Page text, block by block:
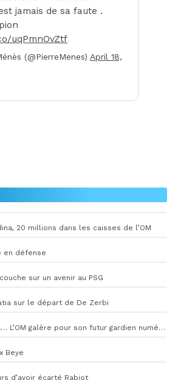
jamais de sa faute .
uqPmnOvZtf
(@PierreMenes) April 18,
20 millions dans les caisses de l’OM
en défense
sur un avenir au PSG
sur le départ de De Zerbi
Restes, Atubolu, Bulka… L’OM galère pour son futur gardien numéro 1
Beye
d’avoir écarté Rabiot